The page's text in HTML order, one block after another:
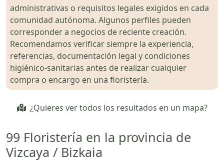
administrativas o requisitos legales exigidos en cada
comunidad autónoma. Algunos perfiles pueden
corresponder a negocios de reciente creación.
Recomendamos verificar siempre la experiencia,
referencias, documentación legal y condiciones
higiénico-sanitarias antes de realizar cualquier
compra o encargo en una floristería.
¿Quieres ver todos los resultados en un mapa?
99 Floristería en la provincia de
Vizcaya / Bizkaia